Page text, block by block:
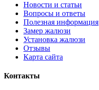
Новости и статьи
Вопросы и ответы
Полезная информация
Замер жалюзи
Установка жалюзи
Отзывы
Карта сайта
Контакты